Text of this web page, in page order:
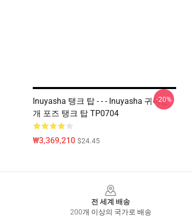
Inuyasha 탱크 탑 - - - Inuyasha 귀여운
개 포즈 탱크 탑 TP0704
₩3,369,210 $24.45
-20%
전 세계 배송
200개 이상의 국가로 배송